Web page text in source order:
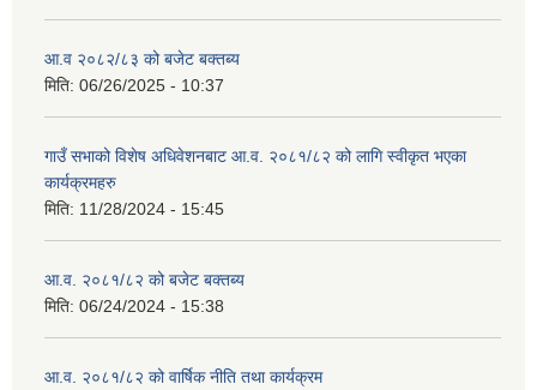
आ.व २०८२/८३ को बजेट बक्तब्य
मिति: 06/26/2025 - 10:37
गाउँ सभाको विशेष अधिवेशनबाट आ.व. २०८१/८२ को लागि स्वीकृत भएका
कार्यक्रमहरु
मिति: 11/28/2024 - 15:45
आ.व. २०८१/८२ को बजेट बक्तब्य
मिति: 06/24/2024 - 15:38
आ.व. २०८१/८२ को वार्षिक नीति तथा कार्यक्रम